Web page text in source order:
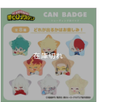
在庫切れ